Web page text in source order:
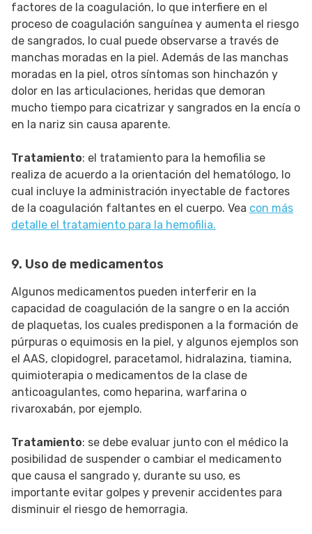
factores de la coagulación, lo que interfiere en el
proceso de coagulación sanguínea y aumenta el riesgo
de sangrados, lo cual puede observarse a través de
manchas moradas en la piel. Además de las manchas
moradas en la piel, otros síntomas son hinchazón y
dolor en las articulaciones, heridas que demoran
mucho tiempo para cicatrizar y sangrados en la encía o
en la nariz sin causa aparente.
Tratamiento: el tratamiento para la hemofilia se
realiza de acuerdo a la orientación del hematólogo, lo
cual incluye la administración inyectable de factores
de la coagulación faltantes en el cuerpo. Vea con más
detalle el tratamiento para la hemofilia.
9. Uso de medicamentos
Algunos medicamentos pueden interferir en la
capacidad de coagulación de la sangre o en la acción
de plaquetas, los cuales predisponen a la formación de
púrpuras o equimosis en la piel, y algunos ejemplos son
el AAS, clopidogrel, paracetamol, hidralazina, tiamina,
quimioterapia o medicamentos de la clase de
anticoagulantes, como heparina, warfarina o
rivaroxabán, por ejemplo.
Tratamiento: se debe evaluar junto con el médico la
posibilidad de suspender o cambiar el medicamento
que causa el sangrado y, durante su uso, es
importante evitar golpes y prevenir accidentes para
disminuir el riesgo de hemorragia.